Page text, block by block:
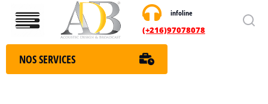
infoline
(+216)97078078
Nos services
NOS SERVICES